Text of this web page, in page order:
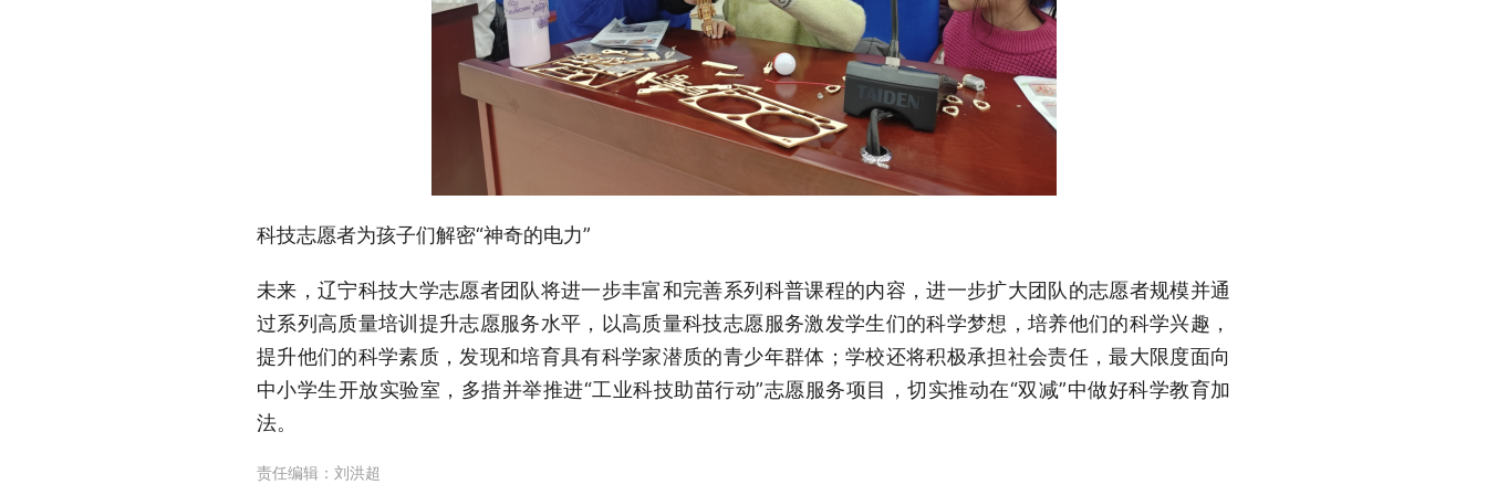
科技志愿者为孩子们解密“神奇的电力”
未来，辽宁科技大学志愿者团队将进一步丰富和完善系列科普课程的内容，进一步扩大团队的志愿者规模并通
过系列高质量培训提升志愿服务水平，以高质量科技志愿服务激发学生们的科学梦想，培养他们的科学兴趣，
提升他们的科学素质，发现和培育具有科学家潜质的青少年群体；学校还将积极承担社会责任，最大限度面向
中小学生开放实验室，多措并举推进“工业科技助苗行动”志愿服务项目，切实推动在“双减”中做好科学教育加
法。
责任编辑： 刘洪超